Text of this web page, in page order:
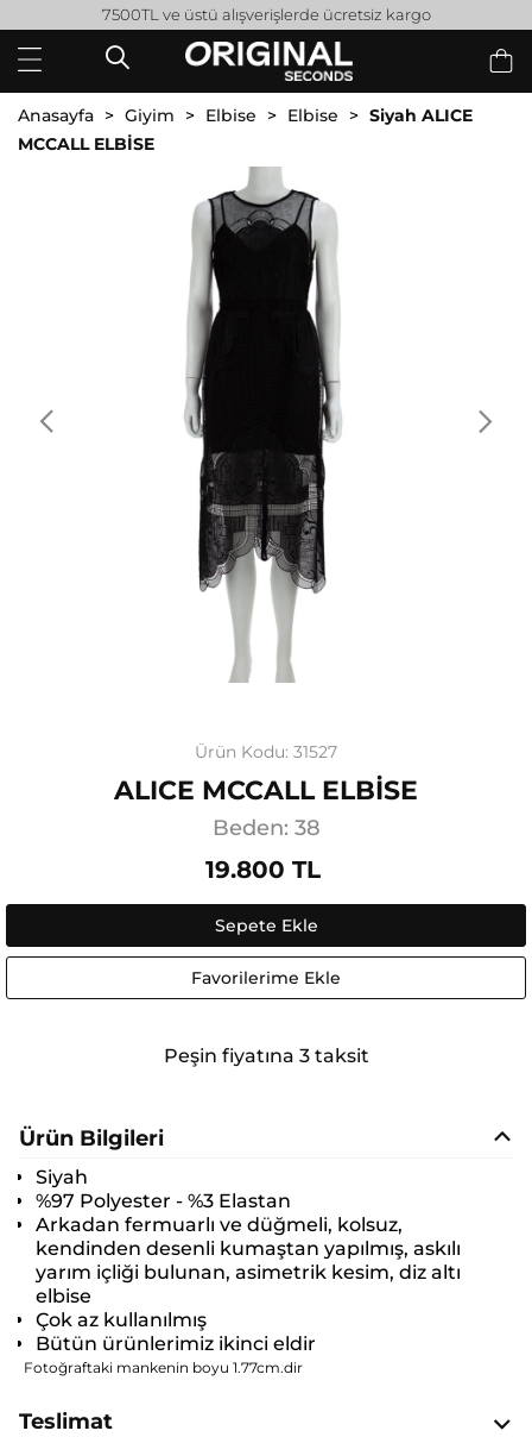
7500TL ve üstü alışverişlerde ücretsiz kargo
Anasayfa Giyim Elbise Elbise
Siyah ALICE
MCCALL ELBİSE
Ürün Kodu: 31527
ALICE MCCALL ELBİSE
Beden: 38
19.800 TL
Sepete Ekle
Favorilerime Ekle
Peşin fiyatına 3 taksit
Ürün Bilgileri
Siyah
%97 Polyester - %3 Elastan
Arkadan fermuarlı ve düğmeli, kolsuz,
kendinden desenli kumaştan yapılmış, askılı
yarım içliği bulunan, asimetrik kesim, diz altı
elbise
Çok az kullanılmış
Bütün ürünlerimiz ikinci eldir
Fotoğraftaki mankenin boyu 1.77cm.dir
Teslimat